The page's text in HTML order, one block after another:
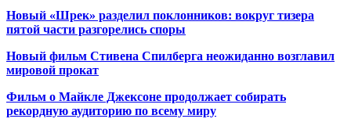
Новый «Шрек» разделил поклонников: вокруг тизера
пятой части разгорелись споры
Новый фильм Стивена Спилберга неожиданно возглавил
мировой прокат
Фильм о Майкле Джексоне продолжает собирать
рекордную аудиторию по всему миру